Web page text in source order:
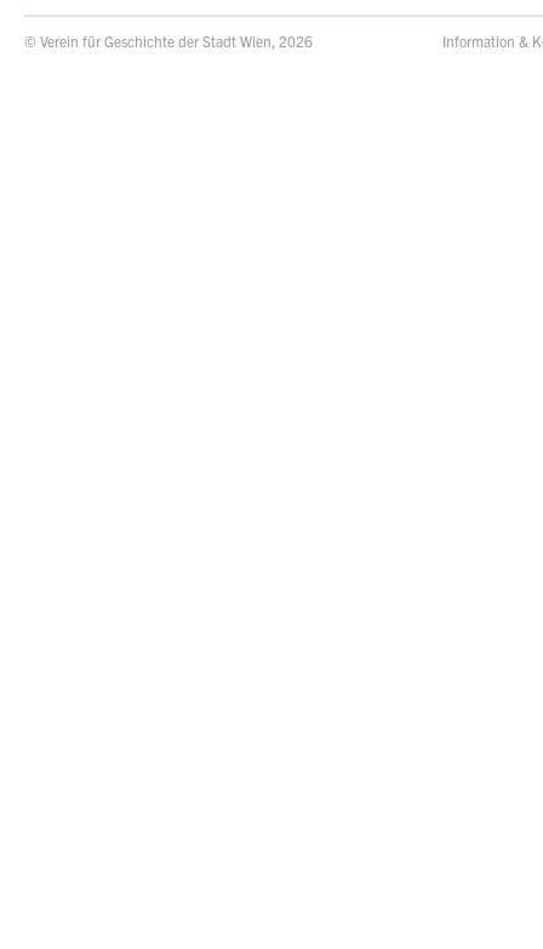
© Verein für Geschichte der Stadt Wien, 2026 Information &